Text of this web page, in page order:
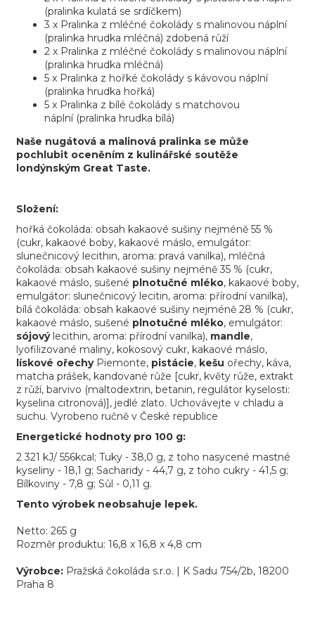
(pralinka kulatá se srdíčkem)
3 x Pralinka z mléčné čokolády s malinovou náplní
(pralinka hrudka mléčná) zdobená růží
2 x Pralinka z mléčné čokolády s malinovou náplní
(pralinka hrudka mléčná)
5 x Pralinka z hořké čokolády s kávovou náplní
(pralinka hrudka hořká)
5 x Pralinka z bílé čokolády s matchovou
náplní (pralinka hrudka bílá)
Naše nugátová a malinová pralinka se může
pochlubit oceněním z kulinářské soutěže
londýnským Great Taste.
Složení:
hořká čokoláda: obsah kakaové sušiny nejméně 55 %
(cukr, kakaové boby, kakaové máslo, emulgátor:
slunečnicový lecithin, aroma: pravá vanilka), mléčná
čokoláda: obsah kakaové sušiny nejméně 35 % (cukr,
kakaové máslo, sušené plnotučné mléko, kakaové boby,
emulgátor: slunečnicový lecitin, aroma: přírodní vanilka),
bílá čokoláda: obsah kakaové sušiny nejméně 28 % (cukr,
kakaové máslo, sušené plnotučné mléko, emulgátor:
sójovýlecithin, aroma: přírodní vanilka), mandle,
lyofilizované maliny, kokosový cukr, kakaové máslo,
lískové ořechyPiemonte, pistácie, kešu ořechy, káva,
matcha prášek, kandované růže [cukr, květy růže, extrakt
z růží, barvivo (maltodextrin, betanin, regulátor kyselosti:
kyselina citronová)], jedlé zlato. Uchovávejte v chladu a
suchu. Vyrobeno ručně v České republice
Energetické hodnoty pro 100 g:
2 321 kJ/ 556kcal; Tuky - 38,0 g, z toho nasycené mastné
kyseliny - 18,1 g; Sacharidy - 44,7 g, z toho cukry - 41,5 g;
Bílkoviny - 7,8 g; Sůl - 0,11 g.
Tento výrobek neobsahuje lepek.
Netto: 265 g
Rozměr produktu: 16,8 x 16,8 x 4,8 cm
Výrobce: Pražská čokoláda s.r.o. | K Sadu 754/2b, 18200
Praha 8